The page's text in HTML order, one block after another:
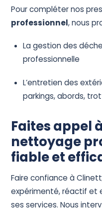
Pour compléter nos
professionnel, nous
La gestion des
professionnelle
L’entretien des
parkings, abords,
Faites appel à
nettoyage
fiable et
Faire confiance à
expérimenté, réactif et
ses services. Nous